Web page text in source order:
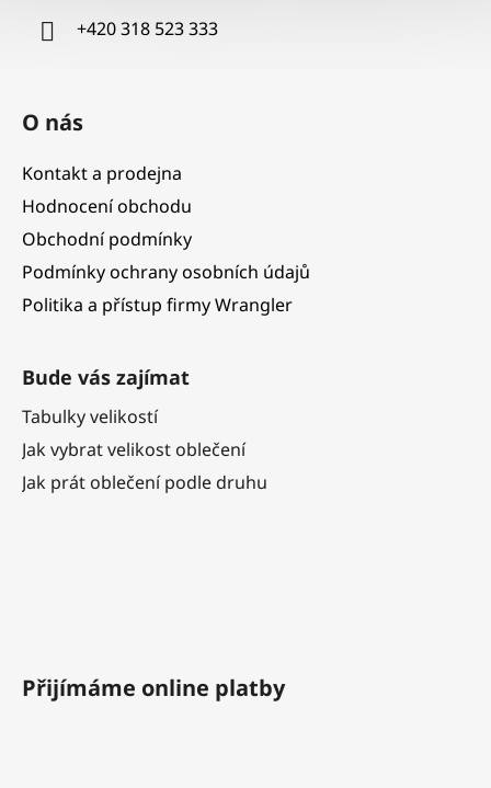
+420 318 523 333
O nás
Kontakt a prodejna
Hodnocení obchodu
Obchodní podmínky
Podmínky ochrany osobních údajů
Politika a přístup firmy Wrangler
Bude vás zajímat
Tabulky velikostí
Jak vybrat velikost oblečení
Jak prát oblečení podle druhu
Přijímáme online platby